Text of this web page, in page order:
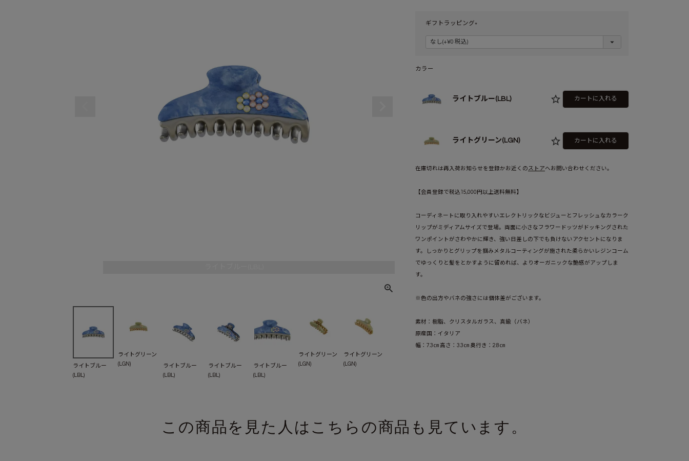
ライトグリーン(LGN)
ライトブルー
(LBL)
ライトグリーン
(LGN)
ライトブルー
(LBL)
ライトブルー
(LBL)
ライトブルー
(LBL)
ライトグリーン
(LGN)
ライトグリーン
(LGN)
ギフトラッピング
(
カラー
ライトブルー(LBL) カートに入れる
ライトグリーン(LGN) カートに入れる
在庫切れは再入荷お知らせを登録かお近くの ストアへお問い合わせください。
【会員登録で税込15,000円以上送料無料】
コーディネートに取り入れやすいエレクトリックなビジューとフレッシュなカラーク
リップがミディアムサイズで登場。両面に小さなフラワードッツがドッキングされた
ワンポイントがさわやかに輝き、強い日差しの下でも負けないアクセントになりま
す。しっかりとグリップを掴みメタルコーティングが施された柔らかいレジンコーム
でゆっくりと髪をとかすように留めれば、よりオーガニックな艶感がアップしま
す。
※色の出方やバネの強さには個体差がございます。
素材：樹脂、クリスタルガラス、真鍮（バネ）
原産国：イタリア
幅：7.3㎝ 高さ：3.3㎝ 奥行き：2.8㎝
この商品を見た人はこちらの商品も見ています。